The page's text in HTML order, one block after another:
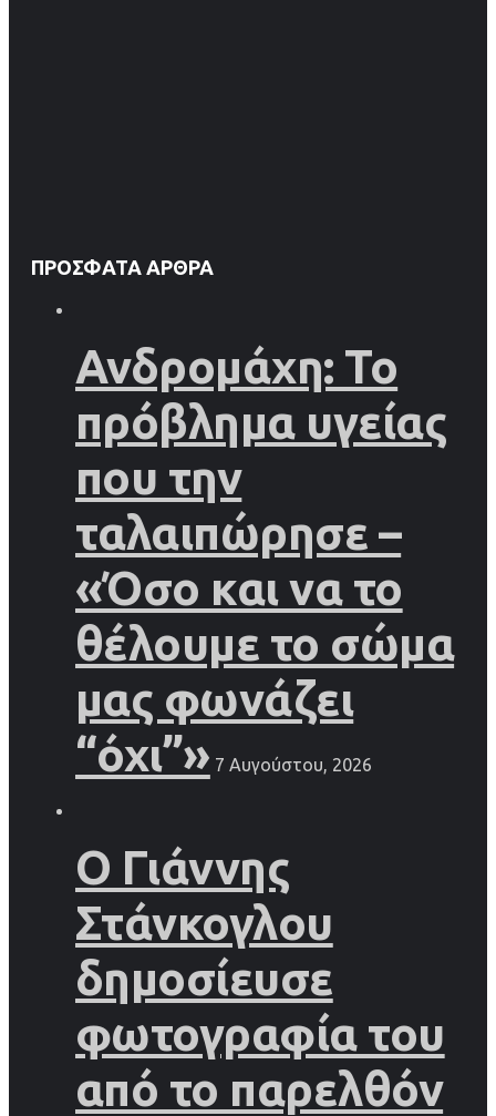
ΠΡΌΣΦΑΤΑ ΆΡΘΡΑ
Ανδρομάχη: Το
πρόβλημα υγείας
που την
ταλαιπώρησε –
«Όσο και να το
θέλουμε το σώμα
μας φωνάζει
“όχι”» 7 Αυγούστου, 2026
Ο Γιάννης
Στάνκογλου
δημοσίευσε
φωτογραφία του
από το παρελθόν